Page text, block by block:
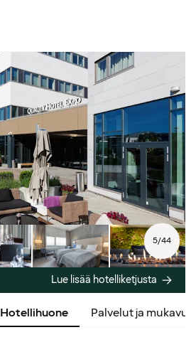
5/44
Lue lisää hotelliketjusta
Hotellihuone Palvelut ja